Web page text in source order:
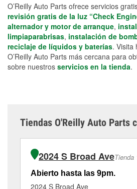
O’Reilly Auto Parts ofrece servicios
revisión gratis de la luz “Check
alternador y motor de arranque,
limpiaparabrisas, instalación de
reciclaje de líquidos y baterías. Visita
O’Reilly Auto Parts más cercana para
sobre nuestros servicios en la tienda.
Tiendas O'Reilly Auto Parts
2024 S Broad AveTienda
Abierto hasta las 9pm.
2024 S Broad Ave